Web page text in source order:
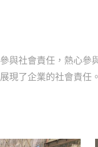
與社會責任，熱心
現了企業的社會責任。